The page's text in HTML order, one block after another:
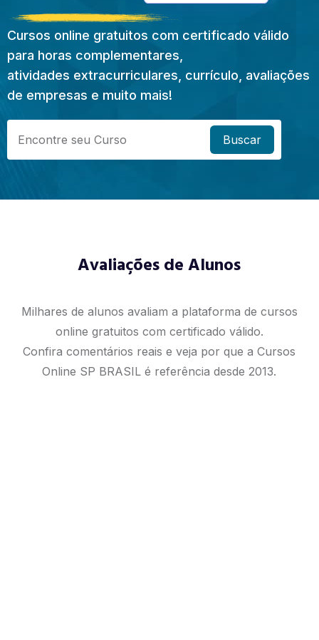
Cursos online gratuitos com certificado válido
para horas complementares,
atividades extracurriculares, currículo, avaliações
de empresas e muito mais!
Buscar
Avaliações de Alunos
Milhares de alunos avaliam a plataforma de cursos
online gratuitos com certificado válido.
Confira comentários reais e veja por que a Cursos
Online SP BRASIL é referência desde 2013.